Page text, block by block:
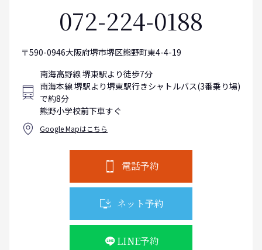
072-224-0188
〒590-0946大阪府堺市堺区熊野町東4-4-19
南海高野線 堺東駅より徒歩7分
南海本線 堺駅より堺東駅行きシャトルバス(3番乗り場)
で約8分
熊野小学校前下車すぐ
Google Mapはこちら
電話予約
ネット予約
LINE予約